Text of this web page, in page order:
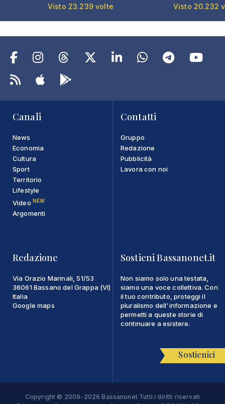
Visto 23.239 volte Visto 20.232
Canali
News
Economia
Cultura
Sport
Territorio
Lifestyle
Video NEW
Argomenti
Contatti
Gruppo
Redazione
Pubblicità
Lavora con noi
Redazione
Via Orazio Marinali, 51/53
36061 Bassano del Grappa (VI)
Italia
Google maps
Sostieni Bassanonet.it
Non siamo solo una testata,
siamo una voce collettiva. Con
il tuo contributo, proteggi il
pluralismo dell'informazione e
permetti a queste storie di
continuare a esistere.
Sostienici
Copyright © 2009-2026 Bassanonet Tutti i diritti riservati